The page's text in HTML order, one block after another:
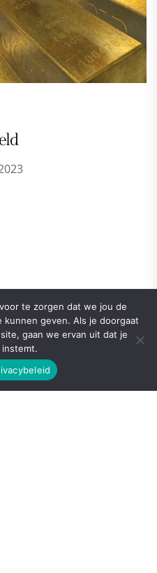
te zorgen dat we jou de
geven. Als je doorgaat
gaan we ervan uit dat je
instemt.